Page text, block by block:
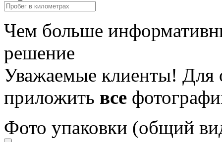
Чем больше
решение
Уважаемые клиенты! Для
приложить все
Фото упаковки (общий